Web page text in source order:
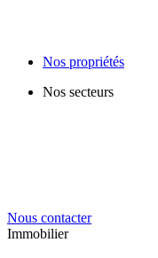
Nos propriétés
Nos secteurs
Nous contacter
Immobilier